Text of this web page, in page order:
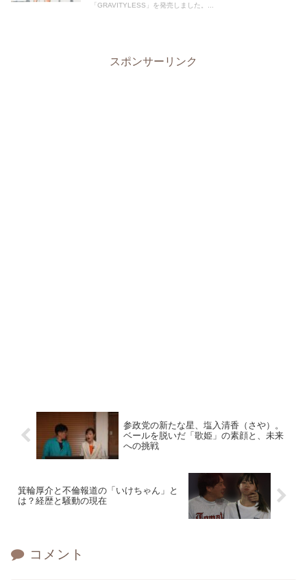
「GRAVITYLESS」を発売しました。...
スポンサーリンク
参政党の新たな星、塩入清香（さや）。
ベールを脱いだ「歌姫」の素顔と、未来
への挑戦
箕輪厚介と不倫報道の「いけちゃん」と
は？経歴と騒動の現在
コメント